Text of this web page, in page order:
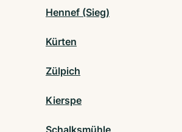
Hennef (Sieg)
Kürten
Zülpich
Kierspe
Schalksmühle